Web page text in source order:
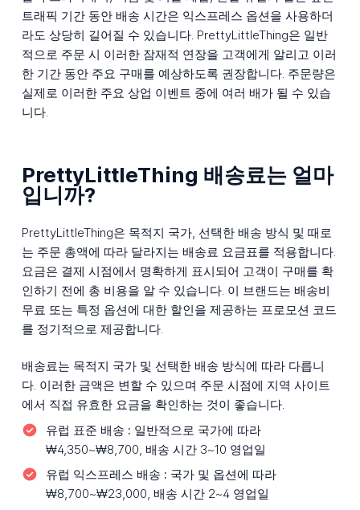
트래픽 기간 동안 배송 시간은 익스프레스 옵션을 사용하더
라도 상당히 길어질 수 있습니다. PrettyLittleThing은 일반
적으로 주문 시 이러한 잠재적 연장을 고객에게 알리고 이러
한 기간 동안 주요 구매를 예상하도록 권장합니다. 주문량은
실제로 이러한 주요 상업 이벤트 중에 여러 배가 될 수 있습
니다.
PrettyLittleThing 배송료는 얼마
입니까?
PrettyLittleThing은 목적지 국가, 선택한 배송 방식 및 때로
는 주문 총액에 따라 달라지는 배송료 요금표를 적용합니다.
요금은 결제 시점에서 명확하게 표시되어 고객이 구매를 확
인하기 전에 총 비용을 알 수 있습니다. 이 브랜드는 배송비
무료 또는 특정 옵션에 대한 할인을 제공하는 프로모션 코드
를 정기적으로 제공합니다.
배송료는 목적지 국가 및 선택한 배송 방식에 따라 다릅니
다. 이러한 금액은 변할 수 있으며 주문 시점에 지역 사이트
에서 직접 유효한 요금을 확인하는 것이 좋습니다.
유럽 표준 배송 : 일반적으로 국가에 따라
₩4,350~₩8,700, 배송 시간 3~10 영업일
유럽 익스프레스 배송 : 국가 및 옵션에 따라
₩8,700~₩23,000, 배송 시간 2~4 영업일